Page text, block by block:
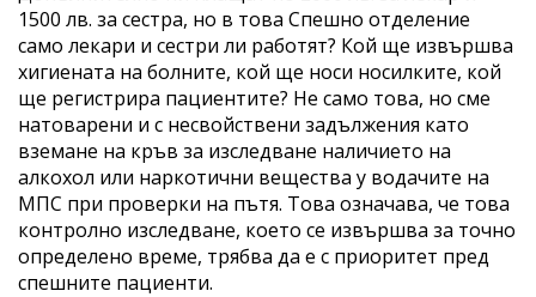
1500 лв. за сестра, но в това Спешно отделение
само лекари и сестри ли работят? Кой ще извършва
хигиената на болните, кой ще носи носилките, кой
ще регистрира пациентите? Не само това, но сме
натоварени и с несвойствени задължения като
вземане на кръв за изследване наличието на
алкохол или наркотични вещества у водачите на
МПС при проверки на пътя. Това означава, че това
контролно изследване, което се извършва за точно
определено време, трябва да е с приоритет пред
спешните пациенти.